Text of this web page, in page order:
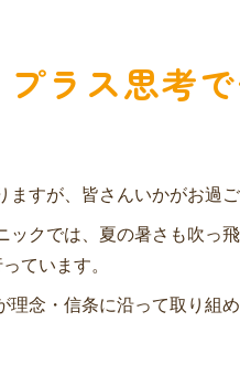
プラス思考
すが、皆さんいかがお過ご
ックでは、夏の暑さも吹っ
ています。
理念・信条に沿って取り組